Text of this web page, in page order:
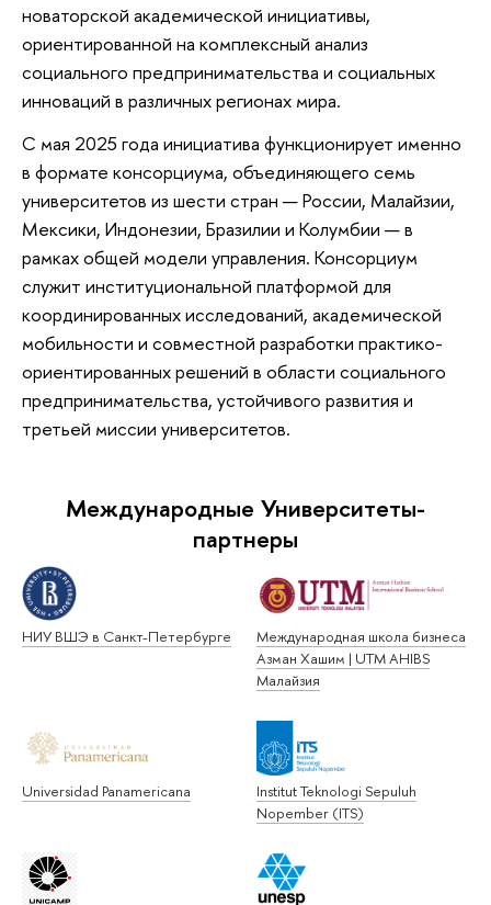
новаторской академической инициативы,
ориентированной на комплексный анализ
социального предпринимательства и социальных
инноваций в различных регионах мира.
С мая 2025 года инициатива функционирует именно
в формате консорциума, объединяющего семь
университетов из шести стран — России, Малайзии,
Мексики, Индонезии, Бразилии и Колумбии — в
рамках общей модели управления. Консорциум
служит институциональной платформой для
координированных исследований, академической
мобильности и совместной разработки практико-
ориентированных решений в области социального
предпринимательства, устойчивого развития и
третьей миссии университетов.
Международные Университеты-
партнеры
НИУ ВШЭ в Санкт-Петербурге
Международная школа бизнеса
Азман Хашим | UTM AHIBS
Малайзия
Universidad Panamericana
Institut Teknologi Sepuluh
Nopember (ITS)